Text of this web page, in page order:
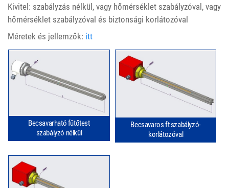
Kivitel: szabályzás nélkül, vagy hőmérséklet szabályzóval, vagy
hőmérséklet szabályzóval és biztonsági korlátozóval
Méretek és jellemzők: itt
Becsavarható fűtőtest
szabályzó nélkül
Becsavaros ft szabályzó-
korlátozóval